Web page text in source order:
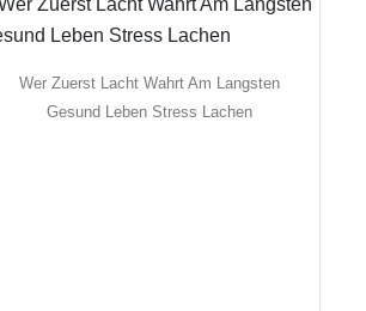
Wer Zuerst Lacht Wahrt Am Langsten
Gesund Leben Stress Lachen